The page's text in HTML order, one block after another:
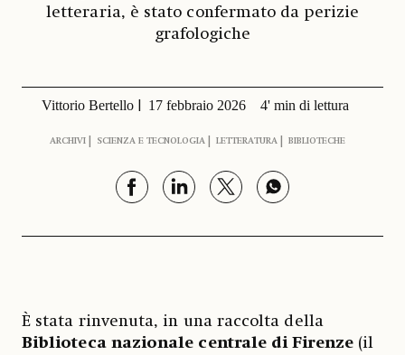
letteraria, è stato confermato da perizie
grafologiche
Vittorio Bertello 17 febbraio 2026 4' min di lettura
ARCHIVI SCIENZA E TECNOLOGIA LETTERATURA BIBLIOTECHE
È stata rinvenuta, in una raccolta della
Biblioteca nazionale centrale di Firenze(il